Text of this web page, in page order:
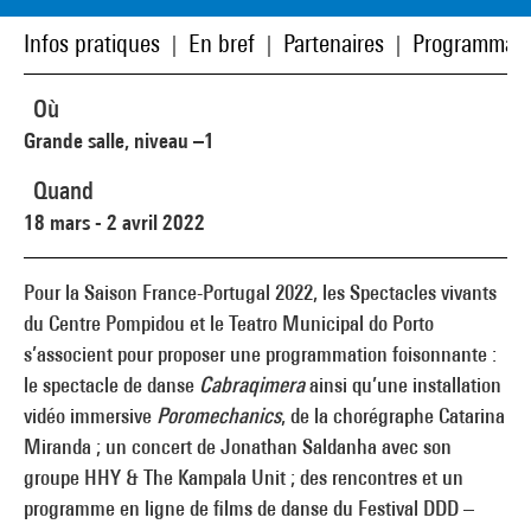
Infos pratiques En bref Partenaires
Pour la Saison France-Portugal 2022, les Spectacles vivants
du Centre Pompidou et le Teatro Municipal do Porto
s’associent pour proposer une programmation foisonnante :
le spectacle de danse Cabraqimeraainsi qu’une installation
vidéo immersive Poromechanics, de la chorégraphe Catarina
Miranda ; un concert de Jonathan Saldanha avec son
groupe HHY & The Kampala Unit ; des rencontres et un
programme en ligne de films de danse du Festival DDD –
Où
Grande salle, niveau –1
Quand
18 mars - 2 avril 2022